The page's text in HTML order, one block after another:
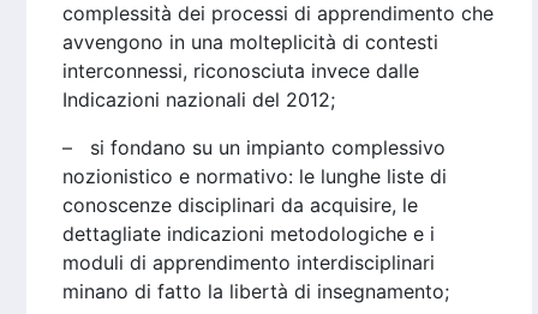
complessità dei processi di apprendimento che
avvengono in una molteplicità di contesti
interconnessi, riconosciuta invece dalle
Indicazioni nazionali del 2012;
– si fondano su un impianto complessivo
nozionistico e normativo: le lunghe liste di
conoscenze disciplinari da acquisire, le
dettagliate indicazioni metodologiche e i
moduli di apprendimento interdisciplinari
minano di fatto la libertà di insegnamento;